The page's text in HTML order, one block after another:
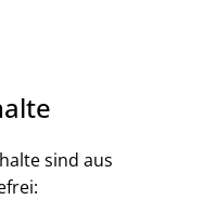
sind aus